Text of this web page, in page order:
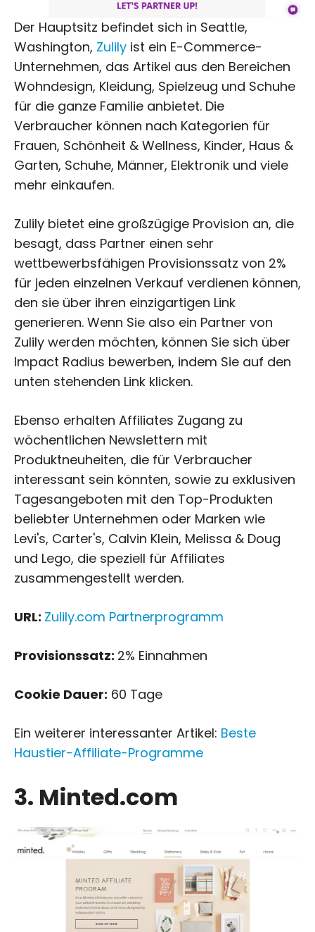
Der Hauptsitz befindet sich in Seattle,
Washington, Zulily ist ein E-Commerce-
Unternehmen, das Artikel aus den Bereichen
Wohndesign, Kleidung, Spielzeug und Schuhe
für die ganze Familie anbietet. Die
Verbraucher können nach Kategorien für
Frauen, Schönheit & Wellness, Kinder, Haus &
Garten, Schuhe, Männer, Elektronik und viele
mehr einkaufen.
Zulily bietet eine großzügige Provision an, die
besagt, dass Partner einen sehr
wettbewerbsfähigen Provisionssatz von 2%
für jeden einzelnen Verkauf verdienen können,
den sie über ihren einzigartigen Link
generieren. Wenn Sie also ein Partner von
Zulily werden möchten, können Sie sich über
Impact Radius bewerben, indem Sie auf den
unten stehenden Link klicken.
Ebenso erhalten Affiliates Zugang zu
wöchentlichen Newslettern mit
Produktneuheiten, die für Verbraucher
interessant sein könnten, sowie zu exklusiven
Tagesangeboten mit den Top-Produkten
beliebter Unternehmen oder Marken wie
Levi's, Carter's, Calvin Klein, Melissa & Doug
und Lego, die speziell für Affiliates
zusammengestellt werden.
URL: Zulily.com Partnerprogramm
Provisionssatz: 2% Einnahmen
Cookie Dauer: 60 Tage
Ein weiterer interessanter Artikel: Beste
Haustier-Affiliate-Programme
3. Minted.com